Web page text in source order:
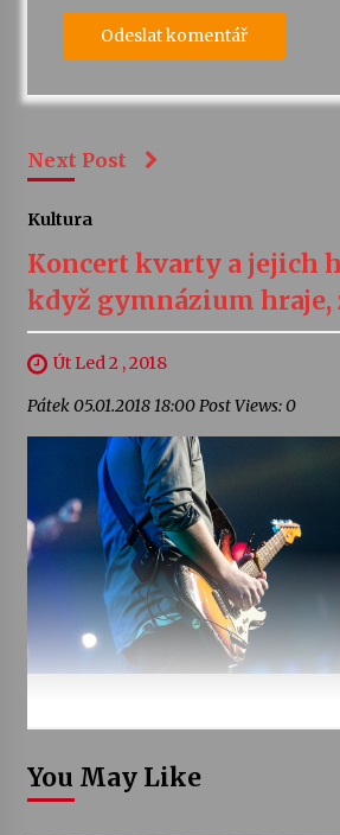
Next Post
Kultura
Koncert kvarty a jejich
když gymnázium hraje,
Út Led 2 , 2018
Pátek 05.01.2018 18:00 Post Views: 0
You May Like